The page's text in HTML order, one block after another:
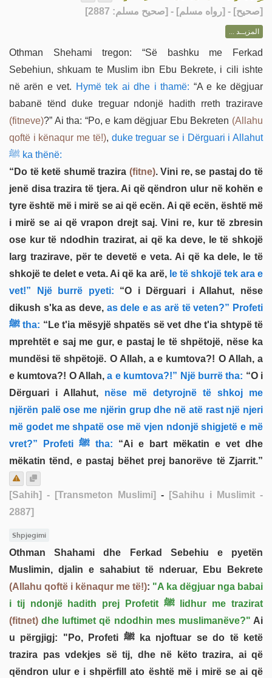
[صحيح] - [رواه مسلم] - [صحيح مسلم: 2887]
المزيــد ...
Othman Shehami tregon: “Së bashku me Ferkad
Sebehiun, shkuam te Muslim ibn Ebu Bekrete, i cili ishte
në arën e vet. Hymë tek ai dhe i thamë: “A e ke dëgjuar
babanë tënd duke treguar ndonjë hadith rreth trazirave
(fitneve)?” Ai tha: “Po, e kam dëgjuar Ebu Bekreten (Allahu
qoftë i kënaqur me të!), duke treguar se i Dërguari i Allahut
ﷺ ka thënë:
“Do të ketë shumë trazira (fitne). Vini re, se pastaj do të
jenë disa trazira të tjera. Ai që qëndron ulur në kohën e
tyre është më i mirë se ai që ecën. Ai që ecën, është më
i mirë se ai që vrapon drejt saj. Vini re, kur të zbresin
ose kur të ndodhin trazirat, ai që ka deve, le të shkojë
larg trazirave, për te devetë e veta. Ai që ka dele, le të
shkojë te delet e veta. Ai që ka arë,le të shkojë tek ara e
vet!” Një burrë pyeti: “O i Dërguari i Allahut, nëse
dikush s'ka as deve,as dele e as arë të veten?” Profeti
ﷺ tha: “Le t'ia mësyjë shpatës së vet dhe t'ia shtypë të
mprehtët e saj me gur, e pastaj le të shpëtojë, nëse ka
mundësi të shpëtojë. O Allah, a e kumtova?! O Allah, a
e kumtova?! O Allah, a e kumtova?!” Një burrë tha: “O i
Dërguari i Allahut, nëse më detyrojnë të shkoj me
njërën palë ose me njërin grup dhe në atë rast një njeri
më godet me shpatë ose më vjen ndonjë shigjetë e më
vret?” Profeti ﷺ tha: “Ai e bart mëkatin e vet dhe
mëkatin tënd, e pastaj bëhet prej banorëve të Zjarrit.”
[Sahih] - [Transmeton Muslimi] -
[Sahihu i Muslimit -
2887]
Shpjegimi
Othman Shahami dhe Ferkad Sebehiu e pyetën
Muslimin, djalin e sahabiut të nderuar, Ebu Bekrete
(Allahu qoftë i kënaqur me të!): "A ka dëgjuar nga babai
i tij ndonjë hadith prej Profetit ﷺ lidhur me trazirat
(fitnet) dhe luftimet që ndodhin mes muslimanëve?" Ai
u përgjigj: "Po, Profeti ﷺ ka njoftuar se do të ketë
trazira pas vdekjes së tij, dhe në këto trazira, ai që
qëndron ulur e i shpërfill ato është më i mirë se ai që